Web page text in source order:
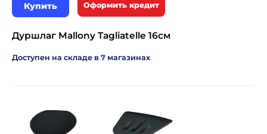
Купить Оформить кредит
Дуршлаг Mallony Tagliatelle 16см
Доступен на складе в 7 магазинах